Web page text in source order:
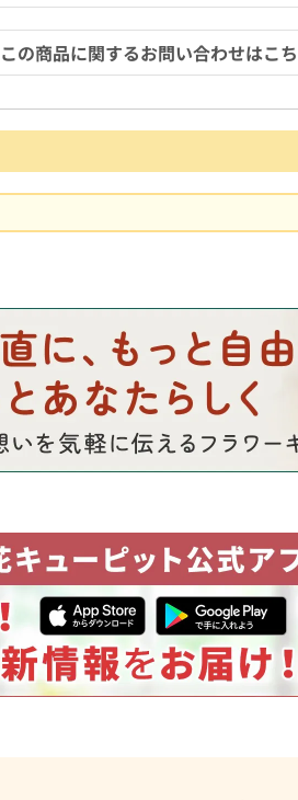
この商品に関するお問い合わせはこ